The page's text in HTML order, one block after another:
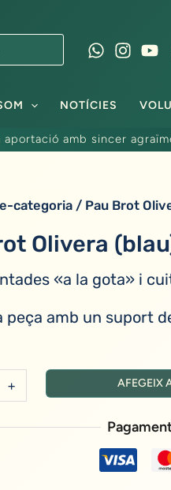
NOTÍCIES
amb sincer
categoria/ Pau Brot
Olivera
«a la gota» i
peça amb un suport
+ AFEGEIX